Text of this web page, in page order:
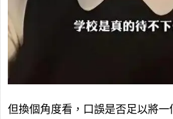
但換個角度看，口誤是否足以將